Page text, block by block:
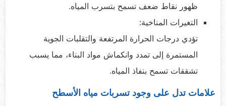
ظهور نقاط ضعف تسمح بتسرب المياه.
التغيرات المناخية:
تؤدي درجات الحرارة المرتفعة والتقلبات الجوية
المستمرة إلى تمدد وانكماش مواد البناء، مما يسبب
تشققات تسمح بنفاذ المياه.
علامات تدل على وجود تسربات مياه الأسطح